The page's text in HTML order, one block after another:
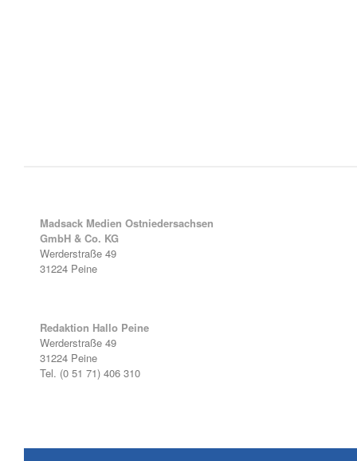
Madsack Medien Ostniedersachsen
GmbH & Co. KG
Werderstraße 49
31224 Peine
Redaktion Hallo Peine
Werderstraße 49
31224 Peine
Tel. (0 51 71) 406 310